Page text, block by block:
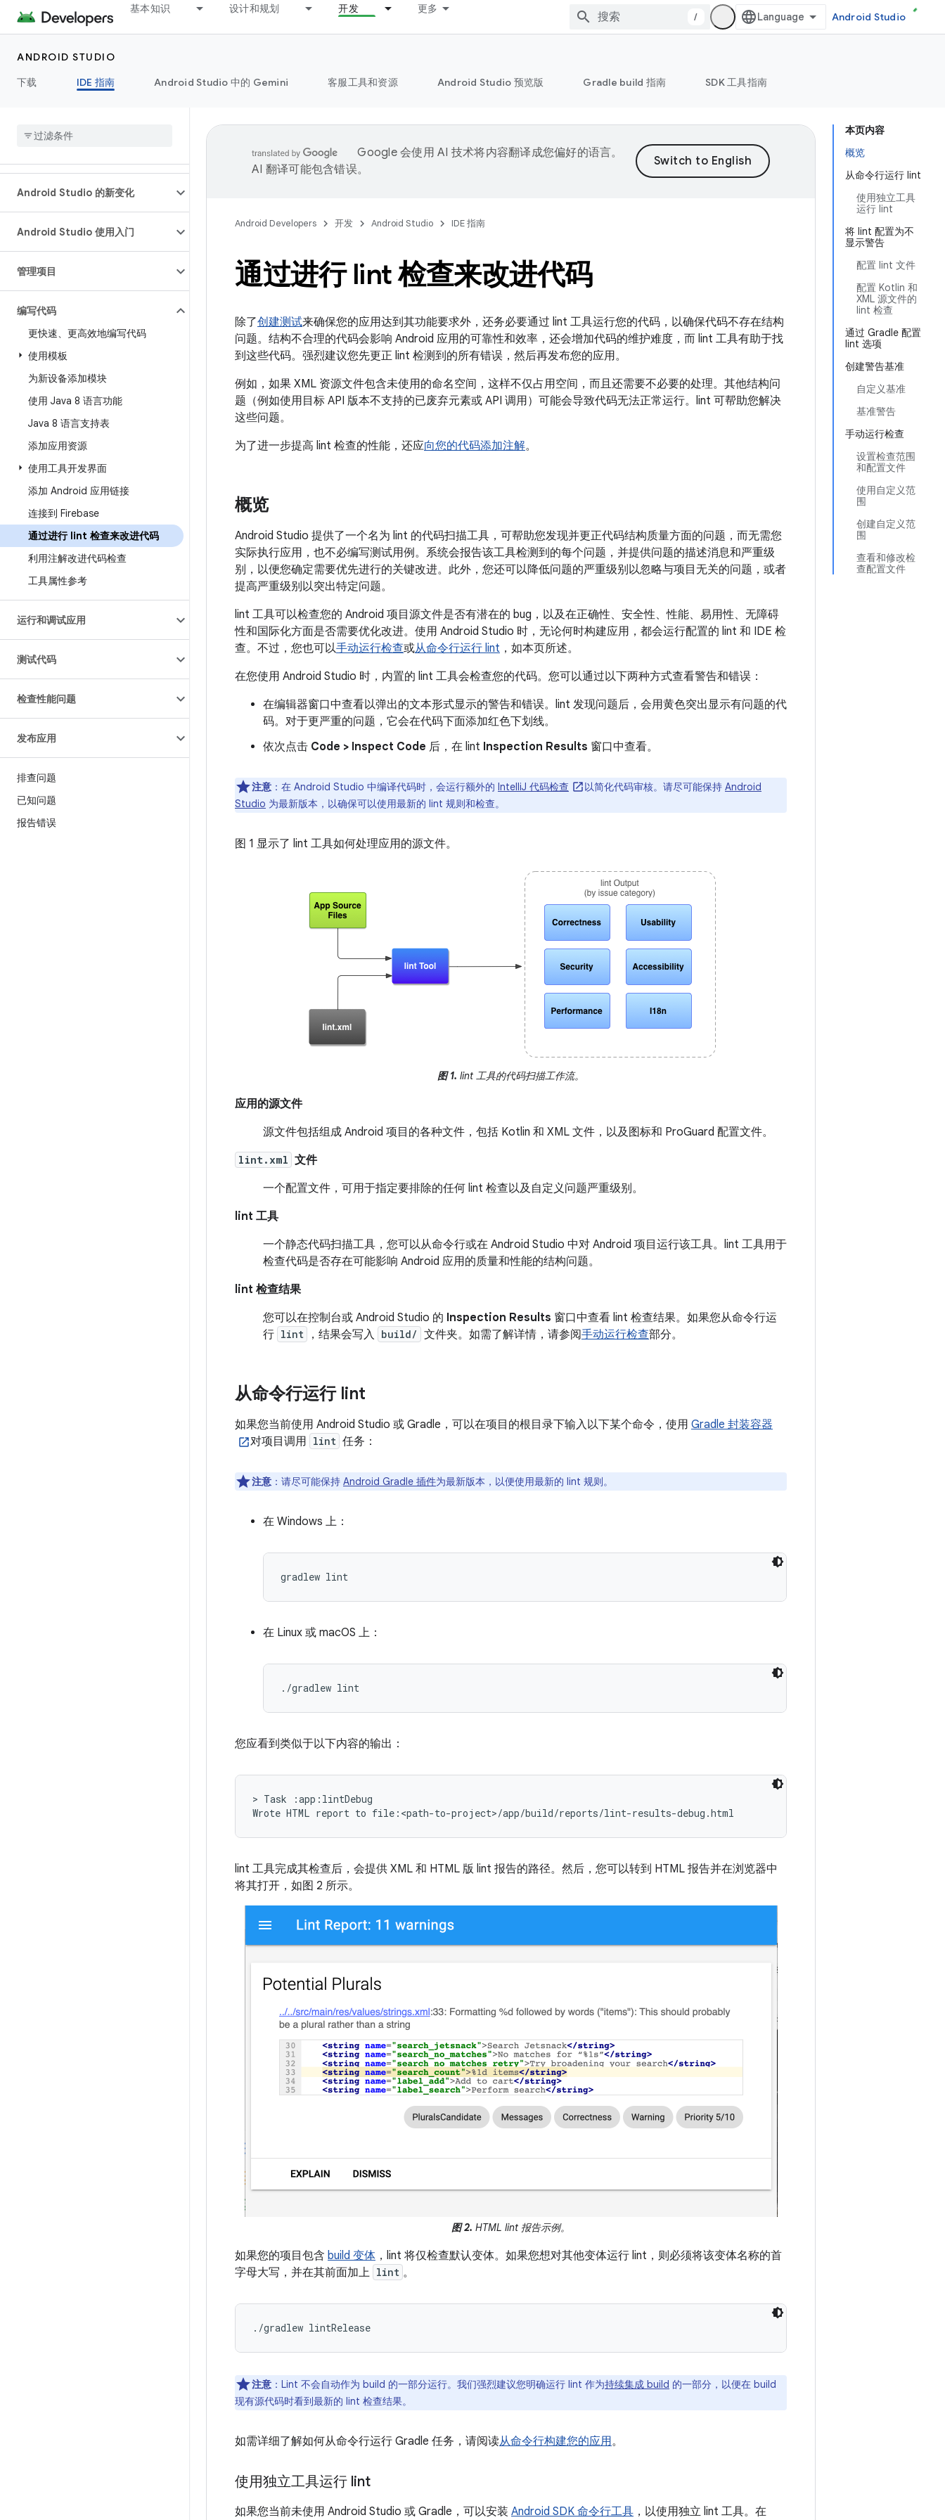
基本知识 设计和规划 开发 更多
/ Android Studio
ANDROID STUDIO
下载
IDE 指南 Android Studio 中的 Gemini 客服工具和资源 Android Studio 预览版 Gradle build 指南 SDK 工具指南
Android Studio 的新变化
Android Studio 使用入门
管理项目
编写代码
更快速、更高效地编写代码
使用模板
为新设备添加模块
使用 Java 8 语言功能
Java 8 语言支持表
添加应用资源
使用工具开发界面
添加 Android 应用链接
连接到 Firebase
通过进行 lint 检查来改进代码
利用注解改进代码检查
工具属性参考
运行和调试应用
测试代码
检查性能问题
发布应用
排查问题
已知问题
报告错误
本页内容
概览
从命令行运行 lint
使用独立工具
运行 lint
将 lint 配置为不
显示警告
配置 lint 文件
配置 Kotlin 和
XML 源文件的
lint 检查
通过 Gradle 配置
lint 选项
创建警告基准
自定义基准
基准警告
手动运行检查
设置检查范围
和配置文件
使用自定义范
围
创建自定义范
围
查看和修改检
查配置文件
Google 会使用 AI 技术将内容翻译成您偏好的语言。
AI 翻译可能包含错误。
Android Developers 开发 Android Studio IDE 指南
通过进行 lint 检查来改进代码
除了创建测试来确保您的应用达到其功能要求外，还务必要通过 lint 工具运行您的代码，以确保代码不存在结构
问题。结构不合理的代码会影响 Android 应用的可靠性和效率，还会增加代码的维护难度，而 lint 工具有助于找
到这些代码。强烈建议您先更正 lint 检测到的所有错误，然后再发布您的应用。
例如，如果 XML 资源文件包含未使用的命名空间，这样不仅占用空间，而且还需要不必要的处理。其他结构问
题（例如使用目标 API 版本不支持的已废弃元素或 API 调用）可能会导致代码无法正常运行。lint 可帮助您解决
这些问题。
为了进一步提高 lint 检查的性能，还应向您的代码添加注解。
概览
Android Studio 提供了一个名为 lint 的代码扫描工具，可帮助您发现并更正代码结构质量方面的问题，而无需您
实际执行应用，也不必编写测试用例。 系统会报告该工具检测到的每个问题，并提供问题的描述消息和严重级
别，以便您确定需要优先进行的关键改进。此外，您还可以降低问题的严重级别以忽略与项目无关的问题，或者
提高严重级别以突出特定问题。
lint 工具可以检查您的 Android 项目源文件是否有潜在的 bug，以及在正确性、安全性、性能、易用性、无障碍
性和国际化方面是否需要优化改进。使用 Android Studio 时，无论何时构建应用，都会运行配置的 lint 和 IDE 检
查。不过，您也可以手动运行检查或从命令行运行 lint ，如本页所述。
在您使用 Android Studio 时，内置的 lint 工具会检查您的代码。您可以通过以下两种方式查看警告和错误：
在编辑器窗口中查看以弹出的文本形式显示的警告和错误。lint 发现问题后，会用黄色突出显示有问题的代
码。对于更严重的问题，它会在代码下面添加红色下划线。
依次点击 Code > Inspect Code 后，在 lint Inspection Results 窗口中查看。
注意 ：在 Android Studio 中编译代码时，会运行额外的 IntelliJ 代码检查 以简化代码审核。请尽可能保持 Android
Studio 为最新版本，以确保可以使用最新的 lint 规则和检查。
图 1 显示了 lint 工具如何处理应用的源文件。
图 1. lint 工具的代码扫描工作流。
应用的源文件
源文件包括组成 Android 项目的各种文件，包括 Kotlin 和 XML 文件，以及图标和 ProGuard 配置文件。
lint.xml 文件
一个配置文件，可用于指定要排除的任何 lint 检查以及自定义问题严重级别。
lint 工具
一个静态代码扫描工具，您可以从命令行或在 Android Studio 中对 Android 项目运行该工具。lint 工具用于
检查代码是否存在可能影响 Android 应用的质量和性能的结构问题。
lint 检查结果
您可以在控制台或 Android Studio 的 Inspection Results 窗口中查看 lint 检查结果。如果您从命令行运
行 lint ，结果会写入 build/ 文件夹。如需了解详情，请参阅手动运行检查部分。
从命令行运行 lint
如果您当前使用 Android Studio 或 Gradle，可以在项目的根目录下输入以下某个命令，使用 Gradle 封装容器
对项目调用 lint 任务：
注意 ：请尽可能保持 Android Gradle 插件为最新版本，以便使用最新的 lint 规则。
在 Windows 上：
在 Linux 或 macOS 上：
您应看到类似于以下内容的输出：
> Task :app:lintDebug
lint 工具完成其检查后，会提供 XML 和 HTML 版 lint 报告的路径。然后，您可以转到 HTML 报告并在浏览器中
将其打开，如图 2 所示。
图 2. HTML lint 报告示例。
如果您的项目包含 build 变体 ，lint 将仅检查默认变体。如果您想对其他变体运行 lint，则必须将该变体名称的首
字母大写，并在其前面加上 lint 。
注意 ：Lint 不会自动作为 build 的一部分运行。我们强烈建议您明确运行 lint 作为持续集成 build 的一部分，以便在 build
现有源代码时看到最新的 lint 检查结果。
如需详细了解如何从命令行运行 Gradle 任务，请阅读从命令行构建您的应用。
使用独立工具运行 lint
如果您当前未使用 Android Studio 或 Gradle，可以安装 Android SDK 命令行工具 ，以使用独立 lint 工具。在